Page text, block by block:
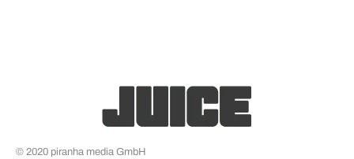
© 2020 piranha media GmbH